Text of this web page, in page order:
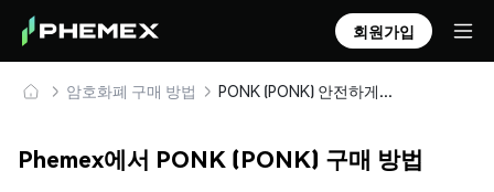
회원가입
암호화폐 구매 방법 PONK (PONK) 안전하게 구매 및 보관
Phemex에서 PONK (PONK) 구매 방법